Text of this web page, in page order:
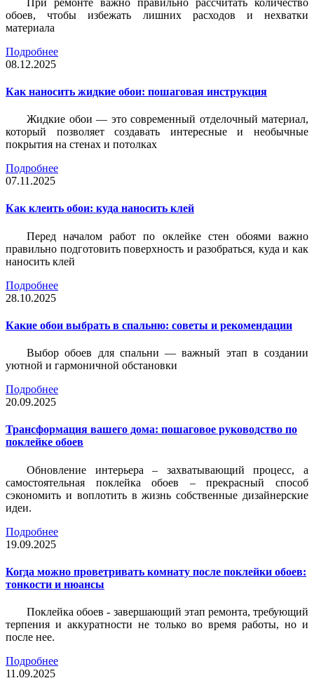
обоев, чтобы избежать лишних расходов и нехватки
материала
Подробнее
08.12.2025
Как наносить жидкие обои: пошаговая инструкция
Жидкие обои — это современный отделочный материал,
который позволяет создавать интересные и необычные
покрытия на стенах и потолках
Подробнее
07.11.2025
Как клеить обои: куда наносить клей
Перед началом работ по оклейке стен обоями важно
правильно подготовить поверхность и разобраться, куда и как
наносить клей
Подробнее
28.10.2025
Какие обои выбрать в спальню: советы и рекомендации
Выбор обоев для спальни — важный этап в создании
уютной и гармоничной обстановки
Подробнее
20.09.2025
Трансформация вашего дома: пошаговое руководство по
поклейке обоев
Обновление интерьера – захватывающий процесс, а
самостоятельная поклейка обоев – прекрасный способ
сэкономить и воплотить в жизнь собственные дизайнерские
идеи.
Подробнее
19.09.2025
Когда можно проветривать комнату после поклейки обоев:
тонкости и нюансы
Поклейка обоев - завершающий этап ремонта, требующий
терпения и аккуратности не только во время работы, но и
после нее.
Подробнее
11.09.2025